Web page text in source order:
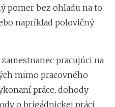
pomer bez ohľadu na to,
napríklad polovičný
pracujúci na
mimo pracovného
práce, dohody
o brigádnickej práci